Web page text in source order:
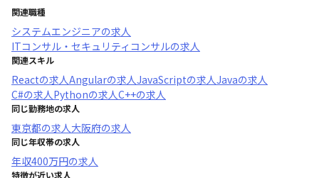
関連職種
システムエンジニアの求人
ITコンサル・セキュリティコンサルの求人
関連スキル
Reactの求人Angularの求人JavaScriptの求人Javaの求人
C#の求人Pythonの求人C++の求人
同じ勤務地の求人
東京都の求人大阪府の求人
同じ年収帯の求人
年収400万円の求人
特徴が近い求人